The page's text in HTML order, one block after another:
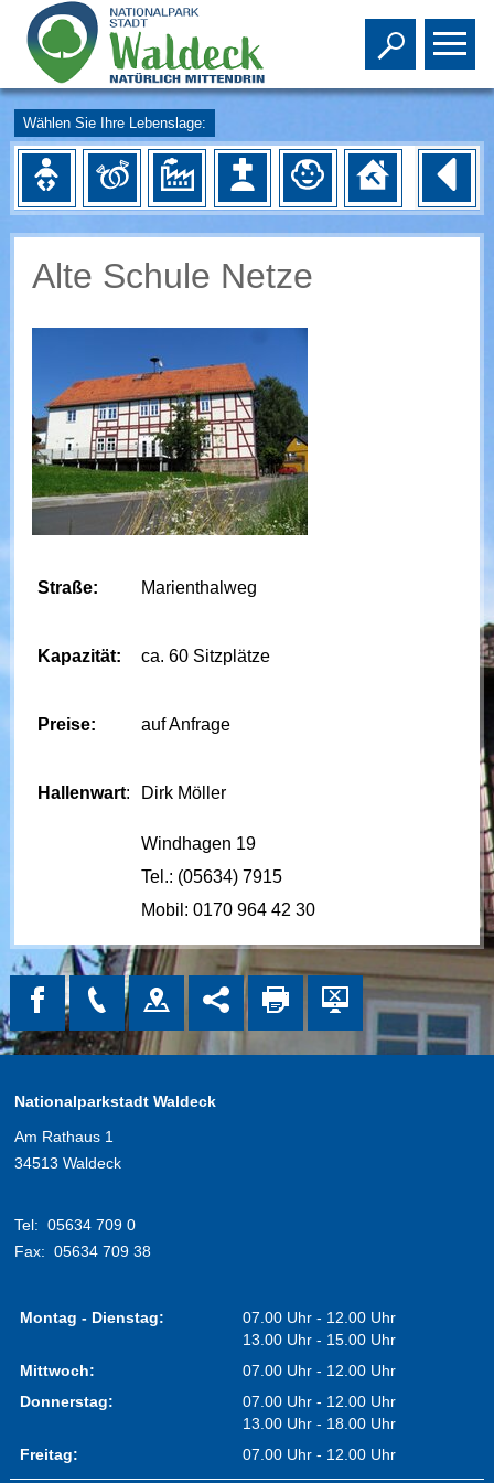
Toggle
Wählen Sie Ihre Lebenslage:
Alte Schule Netze
Straße: Marienthalweg
Kapazität: ca. 60 Sitzplätze
Preise: auf Anfrage
Hallenwart: Dirk Möller
Windhagen 19
Tel.: (05634) 7915
Mobil: 0170 964 42 30
Nationalparkstadt Waldeck
Am Rathaus 1
34513 Waldeck
Tel: 05634 709 0
Fax: 05634 709 38
Montag - Dienstag:
07.00 Uhr - 12.00 Uhr
13.00 Uhr - 15.00 Uhr
Mittwoch:
07.00 Uhr - 12.00 Uhr
Donnerstag:
07.00 Uhr - 12.00 Uhr
13.00 Uhr - 18.00 Uhr
Freitag:
07.00 Uhr - 12.00 Uhr